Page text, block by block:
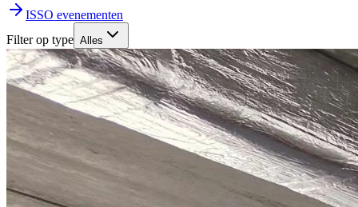
ISSO evenementen
Filter op type Alles